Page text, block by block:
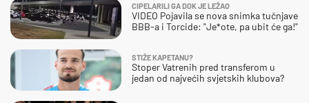
CIPELARILI GA DOK JE LEŽAO
VIDEO Pojavila se nova snimka tučnjave
BBB-a i Torcide: "Je*ote, pa ubit će ga!"
STIŽE KAPETANU?
Stoper Vatrenih pred transferom u
jedan od najvećih svjetskih klubova?